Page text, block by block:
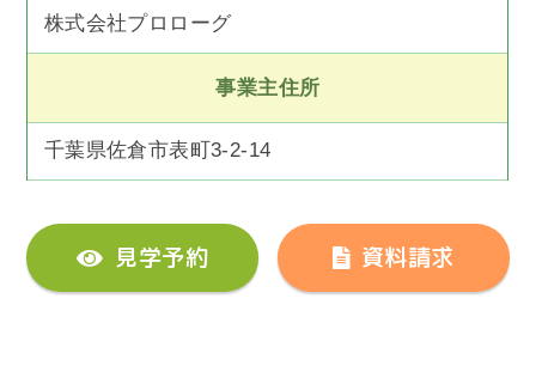
株式会社プロローグ
事業主住所
千葉県佐倉市表町3-2-14
見学予約 資料請求